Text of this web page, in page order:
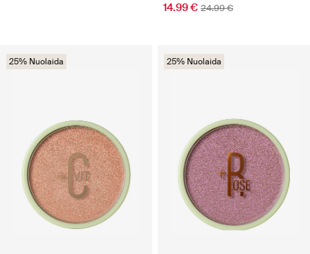
14.99 € 24.99 €
25% Nuolaida 25% Nuolaida